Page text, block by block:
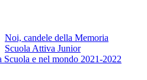
Noi, candele della Memoria
Scuola Attiva Junior
Scuola e nel mondo 2021-2022